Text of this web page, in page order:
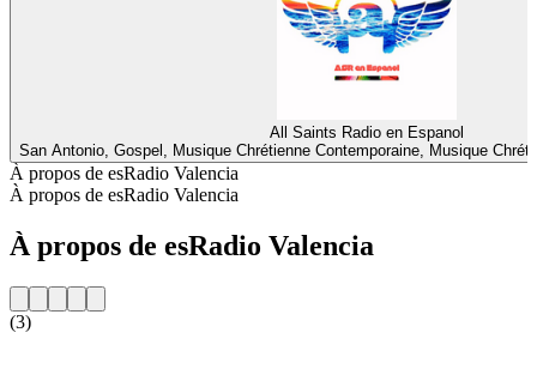
All Saints Radio en Espanol
San Antonio, Gospel, Musique Chrétienne Contemporaine, Musique
À propos de esRadio Valencia
À propos de esRadio Valencia
À propos de esRadio Valencia
(3)